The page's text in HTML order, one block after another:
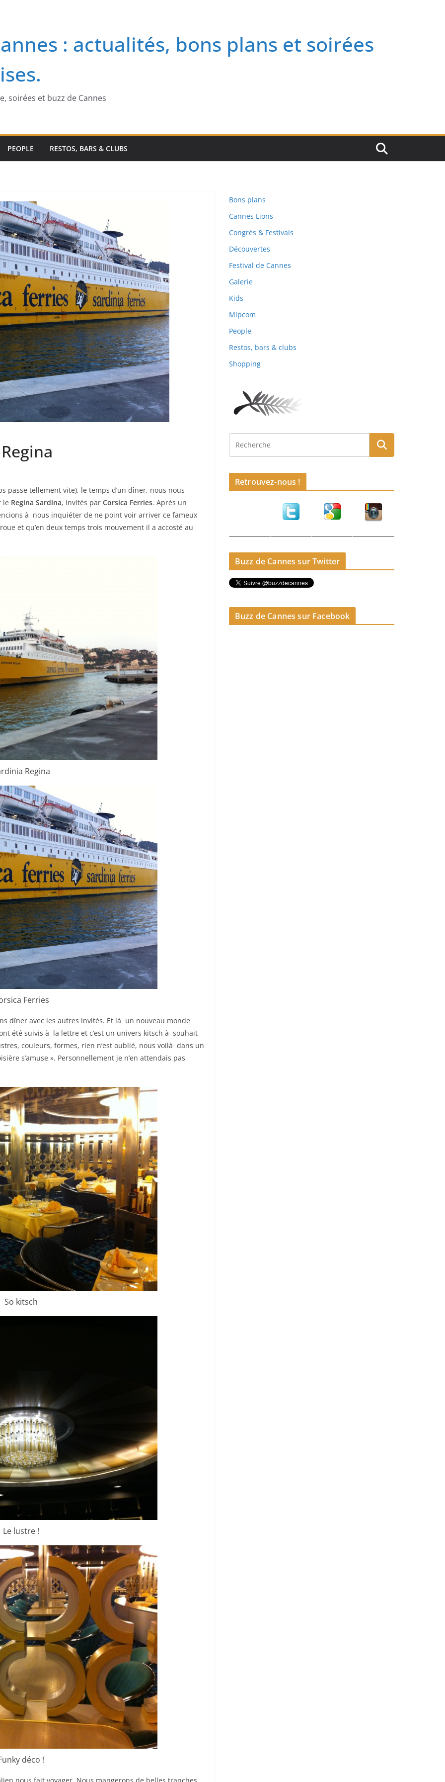
: actualités, bons plans et soirées
soirées et buzz de Cannes
PEOPLE RESTOS, BARS & CLUBS
passe tellement vite), le temps d’un dîner, nous nous
le Regina Sardina, invités par Corsica Ferries. Après un
à nous inquiéter de ne point voir arriver ce fameux
et qu’en deux temps trois mouvement il a accosté au
Regina
Ferries
dîner avec les autres invités. Et là un nouveau monde
été suivis à la lettre et c’est un univers kitsch à souhait
couleurs, formes, rien n’est oublié, nous voilà dans un
s’amuse ». Personnellement je n’en attendais pas
So kitsch
Le lustre !
déco !
Bons plans
Cannes Lions
Congrès & Festivals
Découvertes
Festival de Cannes
Galerie
Kids
Mipcom
People
Restos, bars & clubs
Shopping
Retrouvez-nous !
Buzz de Cannes sur Twitter
Buzz de Cannes sur Facebook